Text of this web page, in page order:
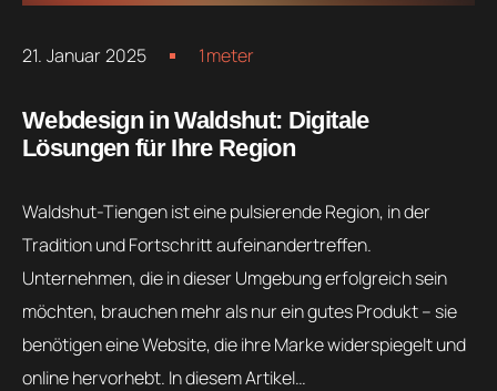
21. Januar 2025 1meter
Webdesign in Waldshut: Digitale
Lösungen für Ihre Region
Waldshut-Tiengen ist eine pulsierende Region, in der
Tradition und Fortschritt aufeinandertreffen.
Unternehmen, die in dieser Umgebung erfolgreich sein
möchten, brauchen mehr als nur ein gutes Produkt – sie
benötigen eine Website, die ihre Marke widerspiegelt und
online hervorhebt. In diesem Artikel…